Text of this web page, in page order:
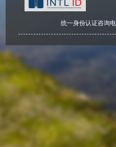
统一身份认证咨询